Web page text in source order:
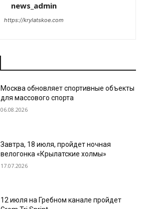
news_admin
https://krylatskoe.com
Москва обновляет спортивные объекты
для массового спорта
06.08.2026
Завтра, 18 июля, пройдет ночная
велогонка «Крылатские холмы»
17.07.2026
12 июля на Гребном канале пройдет